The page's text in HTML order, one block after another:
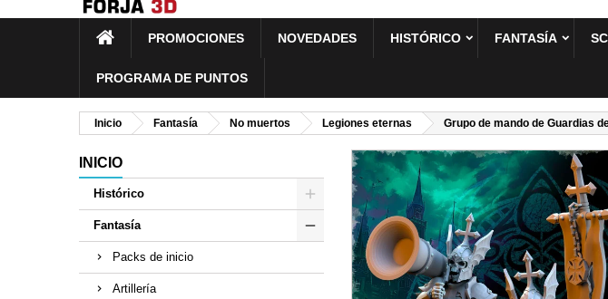
PROMOCIONES NOVEDADES HISTÓRICO FANTASÍA
PROGRAMA DE PUNTOS
Inicio Fantasía No muertos Legiones eternas Grupo de mando de Guardias
INICIO
Histórico
Fantasía
Packs de inicio
Artillería